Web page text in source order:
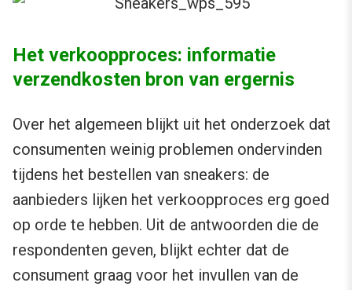
Het verkoopproces: informatie
verzendkosten bron van ergernis
Over het algemeen blijkt uit het onderzoek dat
consumenten weinig problemen ondervinden
tijdens het bestellen van sneakers: de
aanbieders lijken het verkoopproces erg goed
op orde te hebben. Uit de antwoorden die de
respondenten geven, blijkt echter dat de
consument graag voor het invullen van de